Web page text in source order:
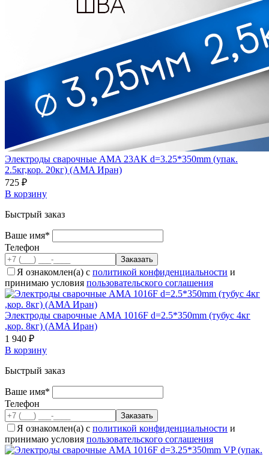
Электроды сварочные AMA 23AK d=3.25*350mm (упак.
2.5кг,кор. 20кг) (AMA Иран)
725 ₽
В корзину
Быстрый заказ
Ваше имя*
Телефон
Я ознакомлен(а) с политикой конфиденциальности и
принимаю условия пользовательского соглашения
Электроды сварочные AMA 1016F d=2.5*350mm (тубус 4кг
,кор. 8кг) (AMA Иран)
1 940 ₽
В корзину
Быстрый заказ
Ваше имя*
Телефон
Я ознакомлен(а) с политикой конфиденциальности и
принимаю условия пользовательского соглашения